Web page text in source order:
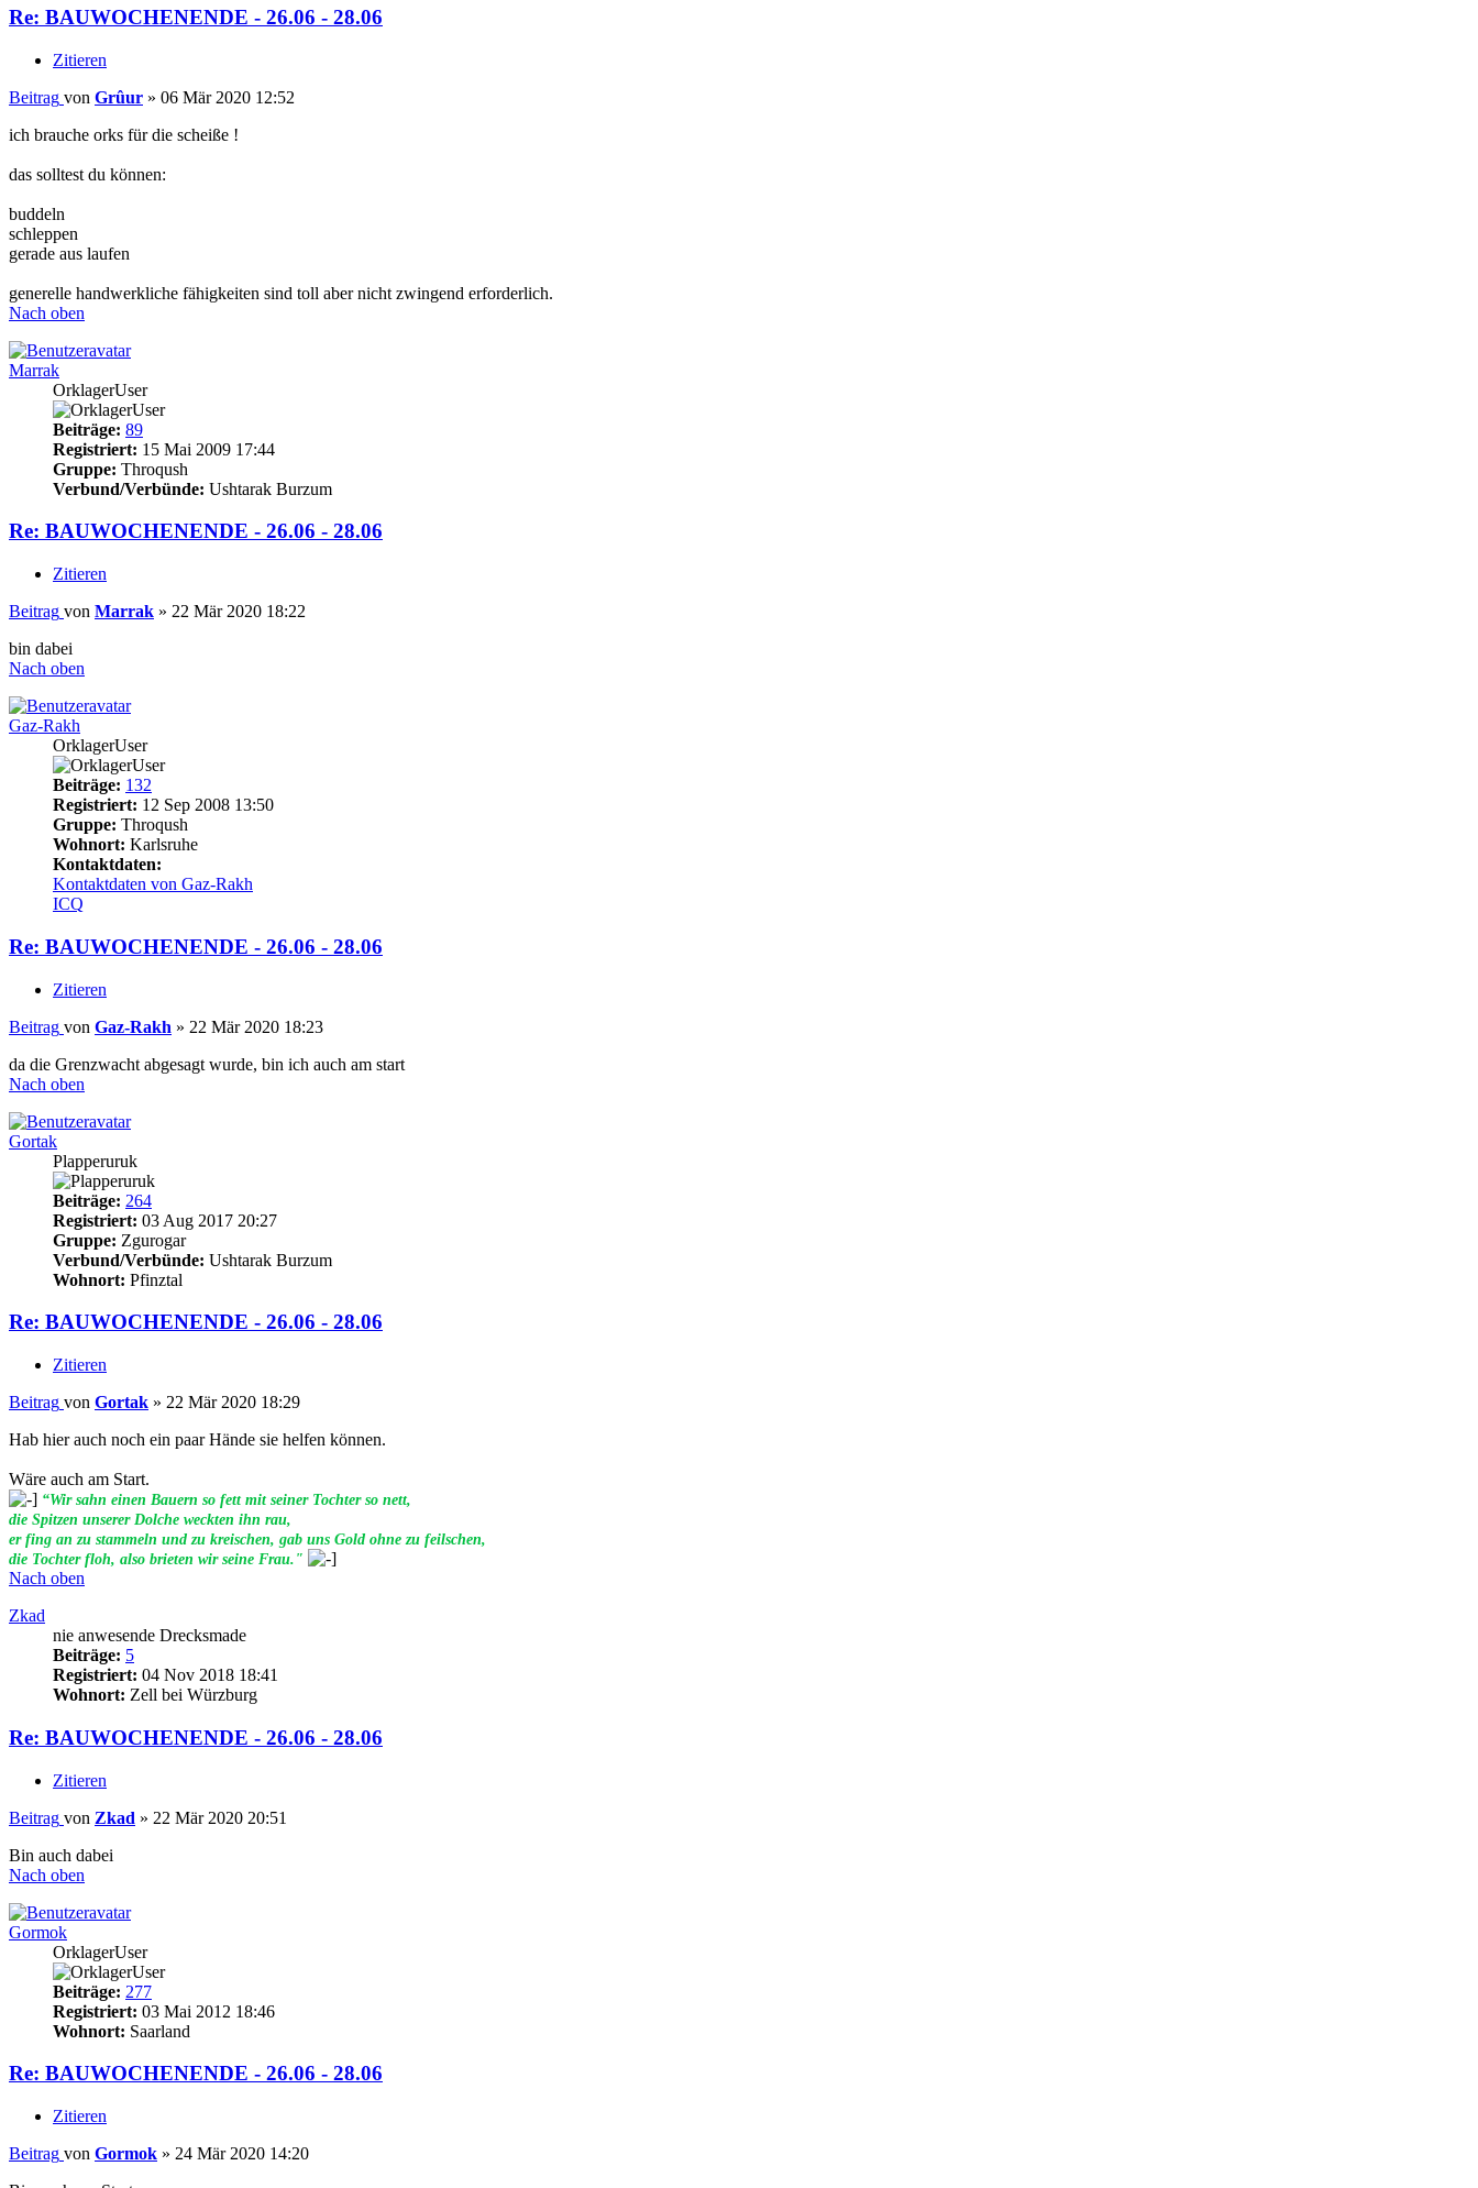
Re: BAUWOCHENENDE - 26.06 - 28.06
Zitieren
Beitrag von Grûur » 06 Mär 2020 12:52
ich brauche orks für die scheiße !
das solltest du können:
buddeln
schleppen
gerade aus laufen
generelle handwerkliche fähigkeiten sind toll aber nicht zwingend erforderlich.
Nach oben
Marrak
OrklagerUser
Beiträge: 89
Registriert: 15 Mai 2009 17:44
Gruppe: Throqush
Verbund/Verbünde: Ushtarak Burzum
Re: BAUWOCHENENDE - 26.06 - 28.06
Zitieren
Beitrag von Marrak » 22 Mär 2020 18:22
bin dabei
Nach oben
Gaz-Rakh
OrklagerUser
Beiträge: 132
Registriert: 12 Sep 2008 13:50
Gruppe: Throqush
Wohnort: Karlsruhe
Kontaktdaten:
Kontaktdaten von Gaz-Rakh
ICQ
Re: BAUWOCHENENDE - 26.06 - 28.06
Zitieren
Beitrag von Gaz-Rakh » 22 Mär 2020 18:23
da die Grenzwacht abgesagt wurde, bin ich auch am start
Nach oben
Gortak
Plapperuruk
Beiträge: 264
Registriert: 03 Aug 2017 20:27
Gruppe: Zgurogar
Verbund/Verbünde: Ushtarak Burzum
Wohnort: Pfinztal
Re: BAUWOCHENENDE - 26.06 - 28.06
Zitieren
Beitrag von Gortak » 22 Mär 2020 18:29
Hab hier auch noch ein paar Hände sie helfen können.
Wäre auch am Start.
“Wir sahn einen Bauern so fett mit seiner Tochter so nett,
die Spitzen unserer Dolche weckten ihn rau,
er fing an zu stammeln und zu kreischen, gab uns Gold ohne zu feilschen,
die Tochter floh, also brieten wir seine Frau."
Nach oben
Zkad
nie anwesende Drecksmade
Beiträge: 5
Registriert: 04 Nov 2018 18:41
Wohnort: Zell bei Würzburg
Re: BAUWOCHENENDE - 26.06 - 28.06
Zitieren
Beitrag von Zkad » 22 Mär 2020 20:51
Bin auch dabei
Nach oben
Gormok
OrklagerUser
Beiträge: 277
Registriert: 03 Mai 2012 18:46
Wohnort: Saarland
Re: BAUWOCHENENDE - 26.06 - 28.06
Zitieren
Beitrag von Gormok » 24 Mär 2020 14:20